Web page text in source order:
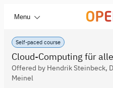
Menu
Self-paced course
Cloud-Computing für alle
Offered by Hendrik Steinbeck,
Meinel